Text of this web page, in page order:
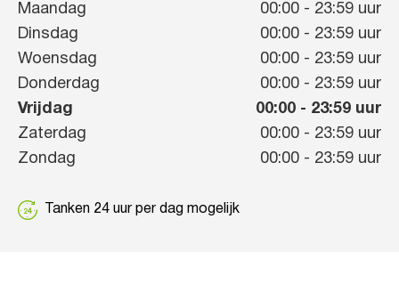
Maandag 00:00 - 23:59 uur
Dinsdag
00:00 - 23:59 uur
Woensdag
00:00 - 23:59 uur
Donderdag
00:00 - 23:59 uur
Vrijdag
00:00 - 23:59 uur
Zaterdag
00:00 - 23:59 uur
Zondag
00:00 - 23:59 uur
Tanken 24 uur per dag mogelijk